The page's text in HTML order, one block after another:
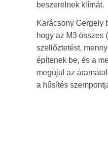
beszerelnek klímát.
Karácsony Gergely
hogy az M3 összes
szellőztetést,
építenek be, és a
megújul az
a hűsítés